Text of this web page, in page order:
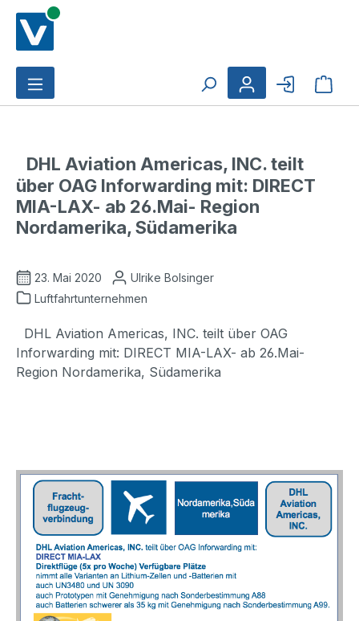
Zum Hauptinhalt springen
DHL Aviation Americas, INC. teilt
über OAG Inforwarding mit: DIRECT
MIA-LAX- ab 26.Mai- Region
Nordamerika, Südamerika
23. Mai 2020
Ulrike Bolsinger
Luftfahrtunternehmen
DHL Aviation Americas, INC. teilt über OAG
Inforwarding mit: DIRECT MIA-LAX- ab 26.Mai-
Region Nordamerika, Südamerika